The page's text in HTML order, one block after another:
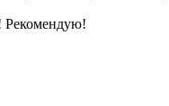
Рекомендую!